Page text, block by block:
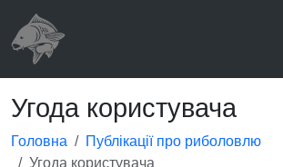
Угода користувача
Головна
Публікації про риболовлю
Угода користувача